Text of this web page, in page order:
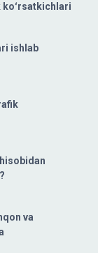
ishlab
va